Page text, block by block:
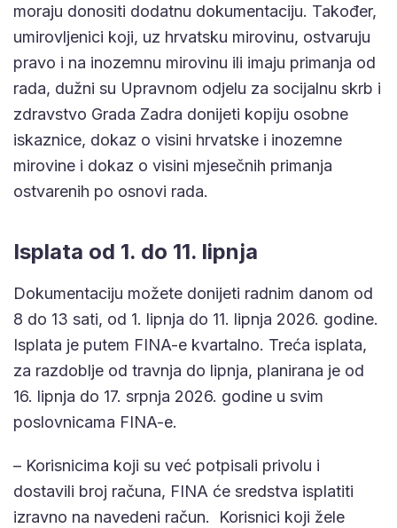
moraju donositi dodatnu dokumentaciju. Također,
umirovljenici koji, uz hrvatsku mirovinu, ostvaruju
pravo i na inozemnu mirovinu ili imaju primanja od
rada, dužni su Upravnom odjelu za socijalnu skrb i
zdravstvo Grada Zadra donijeti kopiju osobne
iskaznice, dokaz o visini hrvatske i inozemne
mirovine i dokaz o visini mjesečnih primanja
ostvarenih po osnovi rada.
Isplata od 1. do 11. lipnja
Dokumentaciju možete donijeti radnim danom od
8 do 13 sati, od 1. lipnja do 11. lipnja 2026. godine.
Isplata je putem FINA-e kvartalno. Treća isplata,
za razdoblje od travnja do lipnja, planirana je od
16. lipnja do 17. srpnja 2026. godine u svim
poslovnicama FINA-e.
– Korisnicima koji su već potpisali privolu i
dostavili broj računa, FINA će sredstva isplatiti
izravno na navedeni račun. Korisnici koji žele